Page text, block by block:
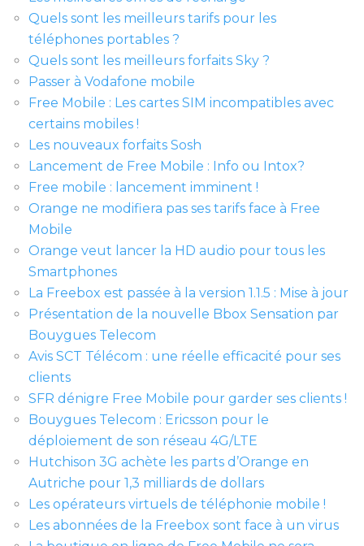
Quels sont les meilleurs tarifs pour les
téléphones portables ?
Quels sont les meilleurs forfaits Sky ?
Passer à Vodafone mobile
Free Mobile : Les cartes SIM incompatibles avec
certains mobiles !
Les nouveaux forfaits Sosh
Lancement de Free Mobile : Info ou Intox?
Free mobile : lancement imminent !
Orange ne modifiera pas ses tarifs face à Free
Mobile
Orange veut lancer la HD audio pour tous les
Smartphones
La Freebox est passée à la version 1.1.5 : Mise à jour
Présentation de la nouvelle Bbox Sensation par
Bouygues Telecom
Avis SCT Télécom : une réelle efficacité pour ses
clients
SFR dénigre Free Mobile pour garder ses clients !
Bouygues Telecom : Ericsson pour le
déploiement de son réseau 4G/LTE
Hutchison 3G achète les parts d’Orange en
Autriche pour 1,3 milliards de dollars
Les opérateurs virtuels de téléphonie mobile !
Les abonnées de la Freebox sont face à un virus